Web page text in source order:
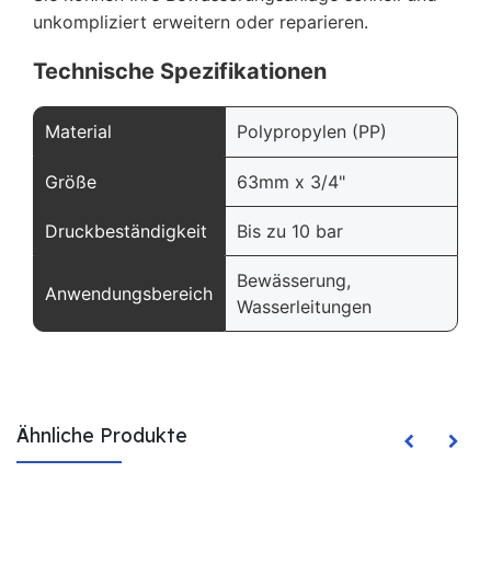
unkompliziert erweitern oder reparieren.
Technische Spezifikationen
Material Polypropylen (PP)
Größe 63mm x 3/4"
Druckbeständigkeit Bis zu 10 bar
Anwendungsbereich
Bewässerung,
Wasserleitungen
Ähnliche Produkte